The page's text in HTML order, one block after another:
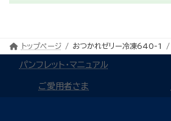
トップページ おつかれゼリー冷凍640-1
パンフレット・マニュアル
ご愛用者さま